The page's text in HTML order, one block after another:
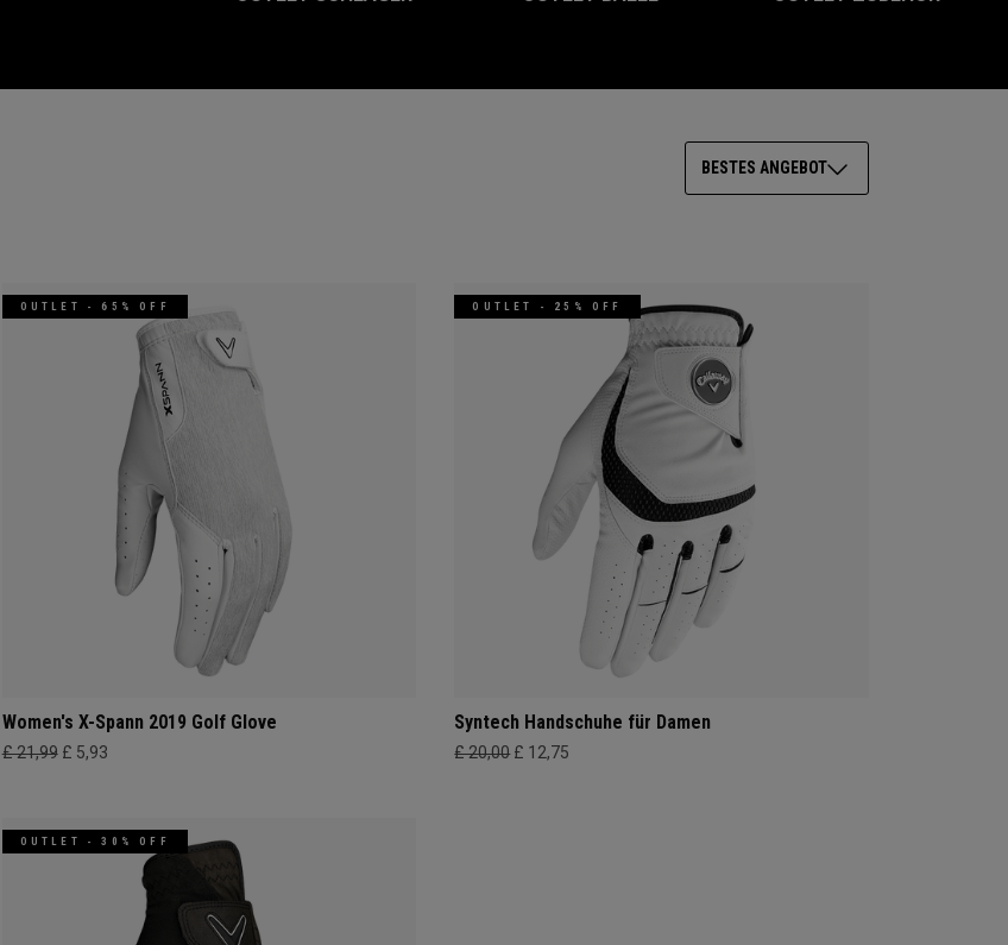
BESTES ANGEBOT
OUTLET - 65% OFF
Women's X-Spann 2019 Golf Glove
£ 21,99 £ 5,93
OUTLET - 25% OFF
Syntech Handschuhe für Damen
£ 20,00 £ 12,75
OUTLET - 30% OFF